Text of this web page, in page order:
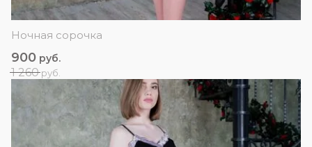
Ночная сорочка
1 260руб.
900 руб.